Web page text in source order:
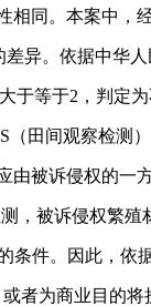
同。本案中，
异。依据中华
于等于2，判定
田间观察检测
被诉侵权的一
，被诉侵权繁
件。因此，
者为商业目的